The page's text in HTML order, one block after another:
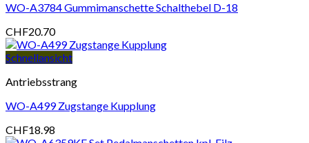
WO-A3784 Gummimanschette Schalthebel D-18
CHF20.70
Schnellansicht
Antriebsstrang
WO-A499 Zugstange Kupplung
CHF18.98